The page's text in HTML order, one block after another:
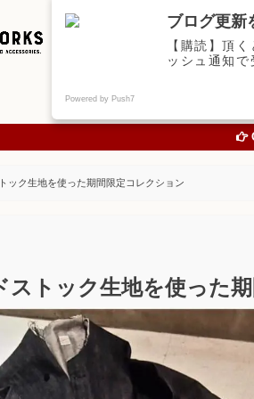
ご挨拶
ック生地を使った期間限定コレクション
ストック生地を使った
ブログ更新
【購読】頂
ッシュ通知で
Powered by Push7